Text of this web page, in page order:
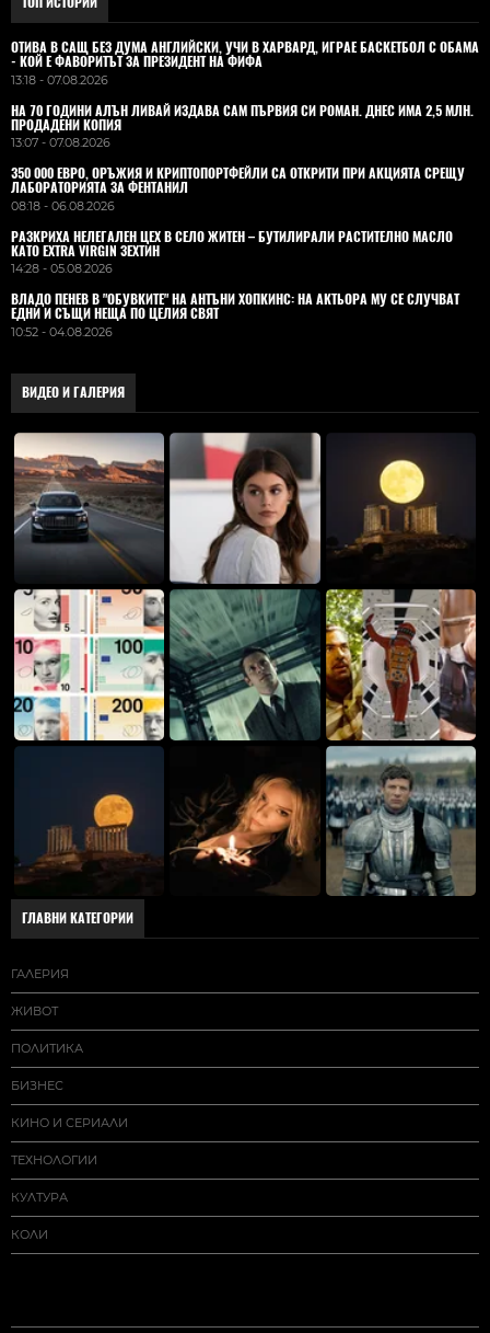
ОТИВА В САЩ БЕЗ ДУМА АНГЛИЙСКИ, УЧИ В ХАРВАРД, ИГРАЕ БАСКЕТБОЛ С ОБАМА
- КОЙ Е ФАВОРИТЪТ ЗА ПРЕЗИДЕНТ НА ФИФА
13:18 - 07.08.2026
НА 70 ГОДИНИ АЛЪН ЛИВАЙ ИЗДАВА САМ ПЪРВИЯ СИ РОМАН. ДНЕС ИМА 2,5 МЛН.
ПРОДАДЕНИ КОПИЯ
13:07 - 07.08.2026
350 000 ЕВРО, ОРЪЖИЯ И КРИПТОПОРТФЕЙЛИ СА ОТКРИТИ ПРИ АКЦИЯТА СРЕЩУ
ЛАБОРАТОРИЯТА ЗА ФЕНТАНИЛ
08:18 - 06.08.2026
РАЗКРИХА НЕЛЕГАЛЕН ЦЕХ В СЕЛО ЖИТЕН – БУТИЛИРАЛИ РАСТИТЕЛНО МАСЛО
КАТО EXTRA VIRGIN ЗЕХТИН
14:28 - 05.08.2026
ВЛАДO ПЕНЕВ В "ОБУВКИТЕ" НА АНТЪНИ ХОПКИНС: НА АКТЬОРА МУ СЕ СЛУЧВАТ
ЕДНИ И СЪЩИ НЕЩА ПО ЦЕЛИЯ СВЯТ
10:52 - 04.08.2026
ВИДЕО И ГАЛЕРИЯ
ГЛАВНИ КАТЕГОРИИ
ГАЛЕРИЯ
ЖИВОТ
ПОЛИТИКА
БИЗНЕС
КИНО И СЕРИАЛИ
ТЕХНОЛОГИИ
КУЛТУРА
КОЛИ